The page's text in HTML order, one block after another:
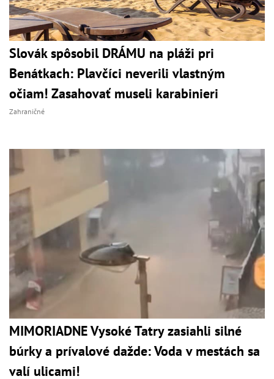
Slovák spôsobil DRÁMU na pláži pri
Benátkach: Plavčíci neverili vlastným
očiam! Zasahovať museli karabinieri
Zahraničné
MIMORIADNE Vysoké Tatry zasiahli silné
búrky a prívalové dažde: Voda v mestách sa
valí ulicami!